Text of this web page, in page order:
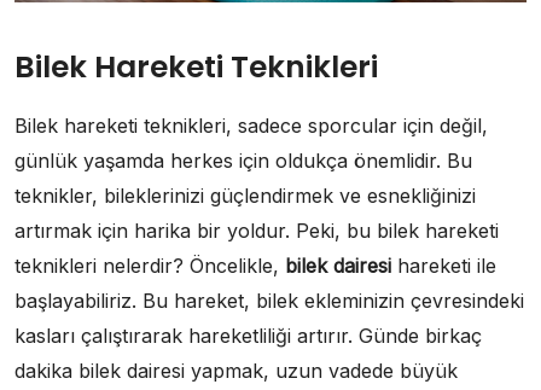
Bilek Hareketi Teknikleri
Bilek hareketi teknikleri, sadece sporcular için değil,
günlük yaşamda herkes için oldukça önemlidir. Bu
teknikler, bileklerinizi güçlendirmek ve esnekliğinizi
artırmak için harika bir yoldur. Peki, bu bilek hareketi
teknikleri nelerdir? Öncelikle, bilek dairesi hareketi ile
başlayabiliriz. Bu hareket, bilek ekleminizin çevresindeki
kasları çalıştırarak hareketliliği artırır. Günde birkaç
dakika bilek dairesi yapmak, uzun vadede büyük